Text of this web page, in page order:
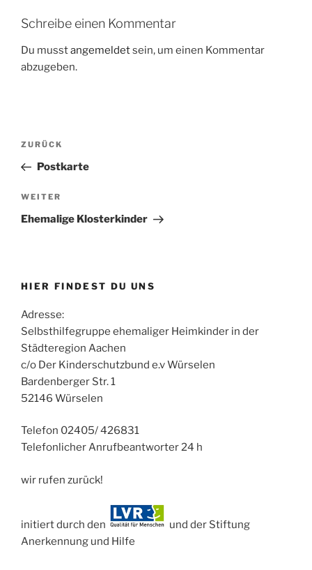
Schreibe einen Kommentar
Du musstangemeldetsein, um einen Kommentar
abzugeben.
Beitragsnavigation
Vorheriger
Beitrag
ZURÜCK
Postkarte
Nächster
Beitrag
WEITER
Ehemalige Klosterkinder
HIER FINDEST DU UNS
Adresse:
Selbsthilfegruppe ehemaliger Heimkinder in der
Städteregion Aachen
c/o Der Kinderschutzbund e.v Würselen
Bardenberger Str. 1
52146 Würselen
Telefon 02405/ 426831
Telefonlicher Anrufbeantworter 24 h
wir rufen zurück!
initiert durch den
und der Stiftung
Anerkennung und Hilfe